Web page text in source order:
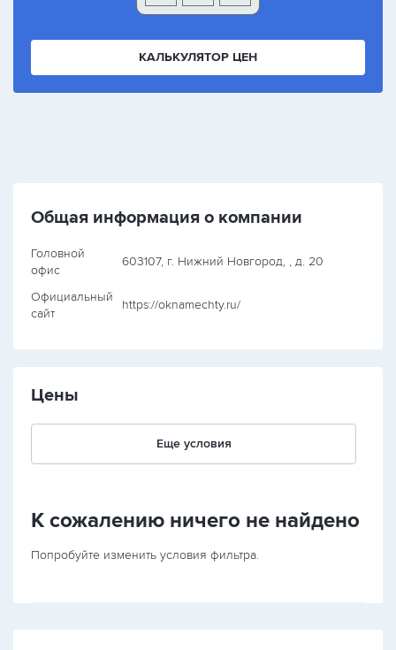
КАЛЬКУЛЯТОР ЦЕН
Общая информация о компании
Головной
офис
603107, г. Нижний Новгород, , д. 20
Официальный
сайт
https://oknamechty.ru/
Цены
Еще условия
К сожалению ничего не найдено
Попробуйте изменить условия фильтра.